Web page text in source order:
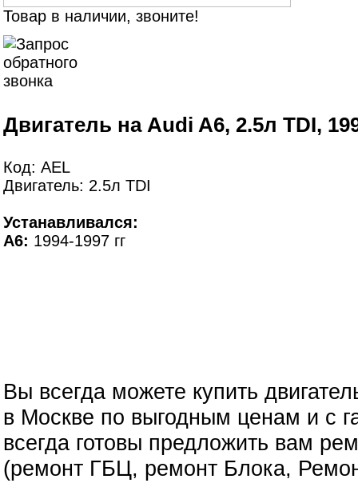
Товар в наличии, звоните!
Двигатель на Audi A6, 2.5л TDI,
Код: AEL
Двигатель: 2.5л TDI
Устанавливался:
A6: 1994-1997 гг
Вы всегда можете купить
в Москве по выгодным ценам и с
всегда готовы предложить вам
(ремонт ГБЦ, ремонт Блока,